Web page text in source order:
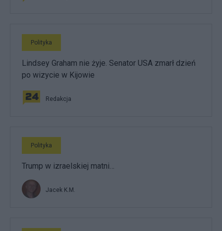
Polityka
Lindsey Graham nie żyje. Senator USA zmarł dzień
po wizycie w Kijowie
Redakcja
Polityka
Trump w izraelskiej matni…
Jacek K.M.